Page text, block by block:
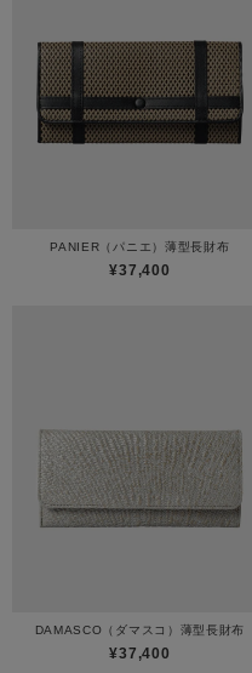
PANIER（パニエ）薄型長財布
¥37,400
DAMASCO（ダマスコ）薄型長財布
¥37,400